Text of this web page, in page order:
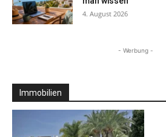
4. August 2026
- Werbung -
Immobilien